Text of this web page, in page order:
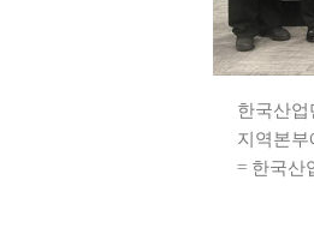
한국산
지역본부
= 한국산